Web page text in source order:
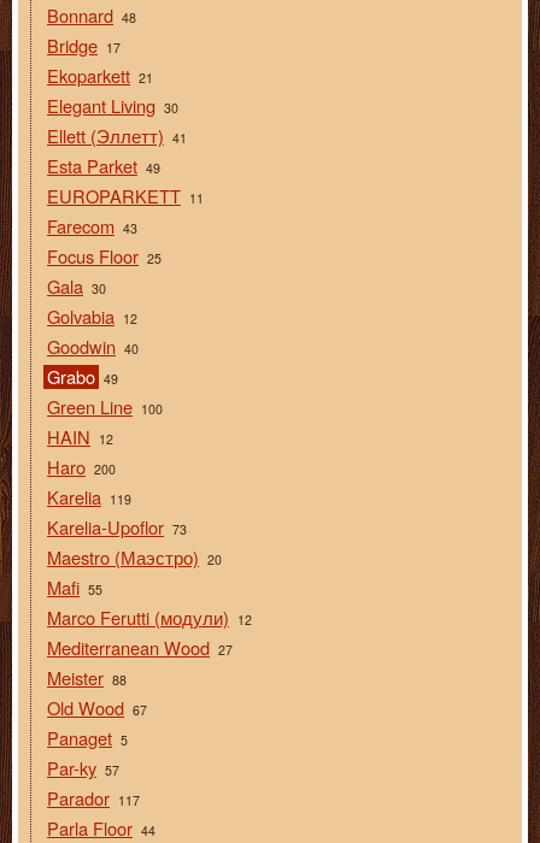
Bonnard 48
Bridge 17
Ekoparkett 21
Elegant Living 30
Ellett (Эллетт) 41
Esta Parket 49
EUROPARKETT 11
Farecom 43
Focus Floor 25
Gala 30
Golvabia 12
Goodwin 40
Grabo 49
Green Line 100
HAIN 12
Haro 200
Karelia 119
Karelia-Upoflor 73
Maestro (Маэстро) 20
Mafi 55
Marco Ferutti (модули) 12
Mediterranean Wood 27
Meister 88
Old Wood 67
Panaget 5
Par-ky 57
Parador 117
Parla Floor 44